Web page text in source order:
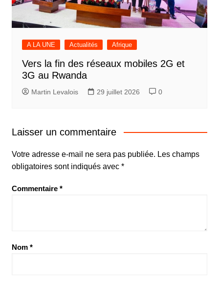
A LA UNE Actualités Afrique
Vers la fin des réseaux mobiles 2G et
3G au Rwanda
Martin Levalois 29 juillet 2026 0
Laisser un commentaire
Votre adresse e-mail ne sera pas publiée. Les champs
obligatoires sont indiqués avec *
Commentaire *
Nom *